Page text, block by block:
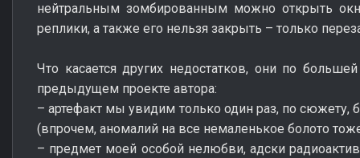
нейтральным зомбированным можно открыть
реплики, а также его нельзя закрыть – только
Что касается других недостатков, они по
предыдущем проекте автора:
– артефакт мы увидим только один раз, по сюжету,
(впрочем, аномалий на все немаленькое болото
– предмет моей особой нелюбви, адски